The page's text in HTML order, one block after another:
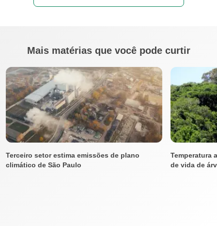
Mais matérias que você pode curtir
Terceiro setor estima emissões de plano
climático de São Paulo
Temperatura
de vida de